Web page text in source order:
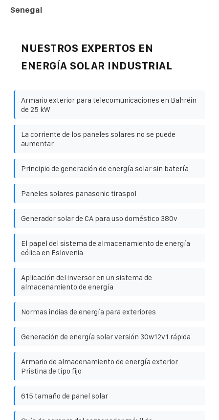
Senegal
NUESTROS EXPERTOS EN
ENERGÍA SOLAR INDUSTRIAL
Armario exterior para telecomunicaciones en Bahréin
de 25 kW
La corriente de los paneles solares no se puede
aumentar
Principio de generación de energía solar sin batería
Paneles solares panasonic tiraspol
Generador solar de CA para uso doméstico 380v
El papel del sistema de almacenamiento de energía
eólica en Eslovenia
Aplicación del inversor en un sistema de
almacenamiento de energía
Normas indias de energía para exteriores
Generación de energía solar versión 30w12v1 rápida
Armario de almacenamiento de energía exterior
Pristina de tipo fijo
615 tamaño de panel solar